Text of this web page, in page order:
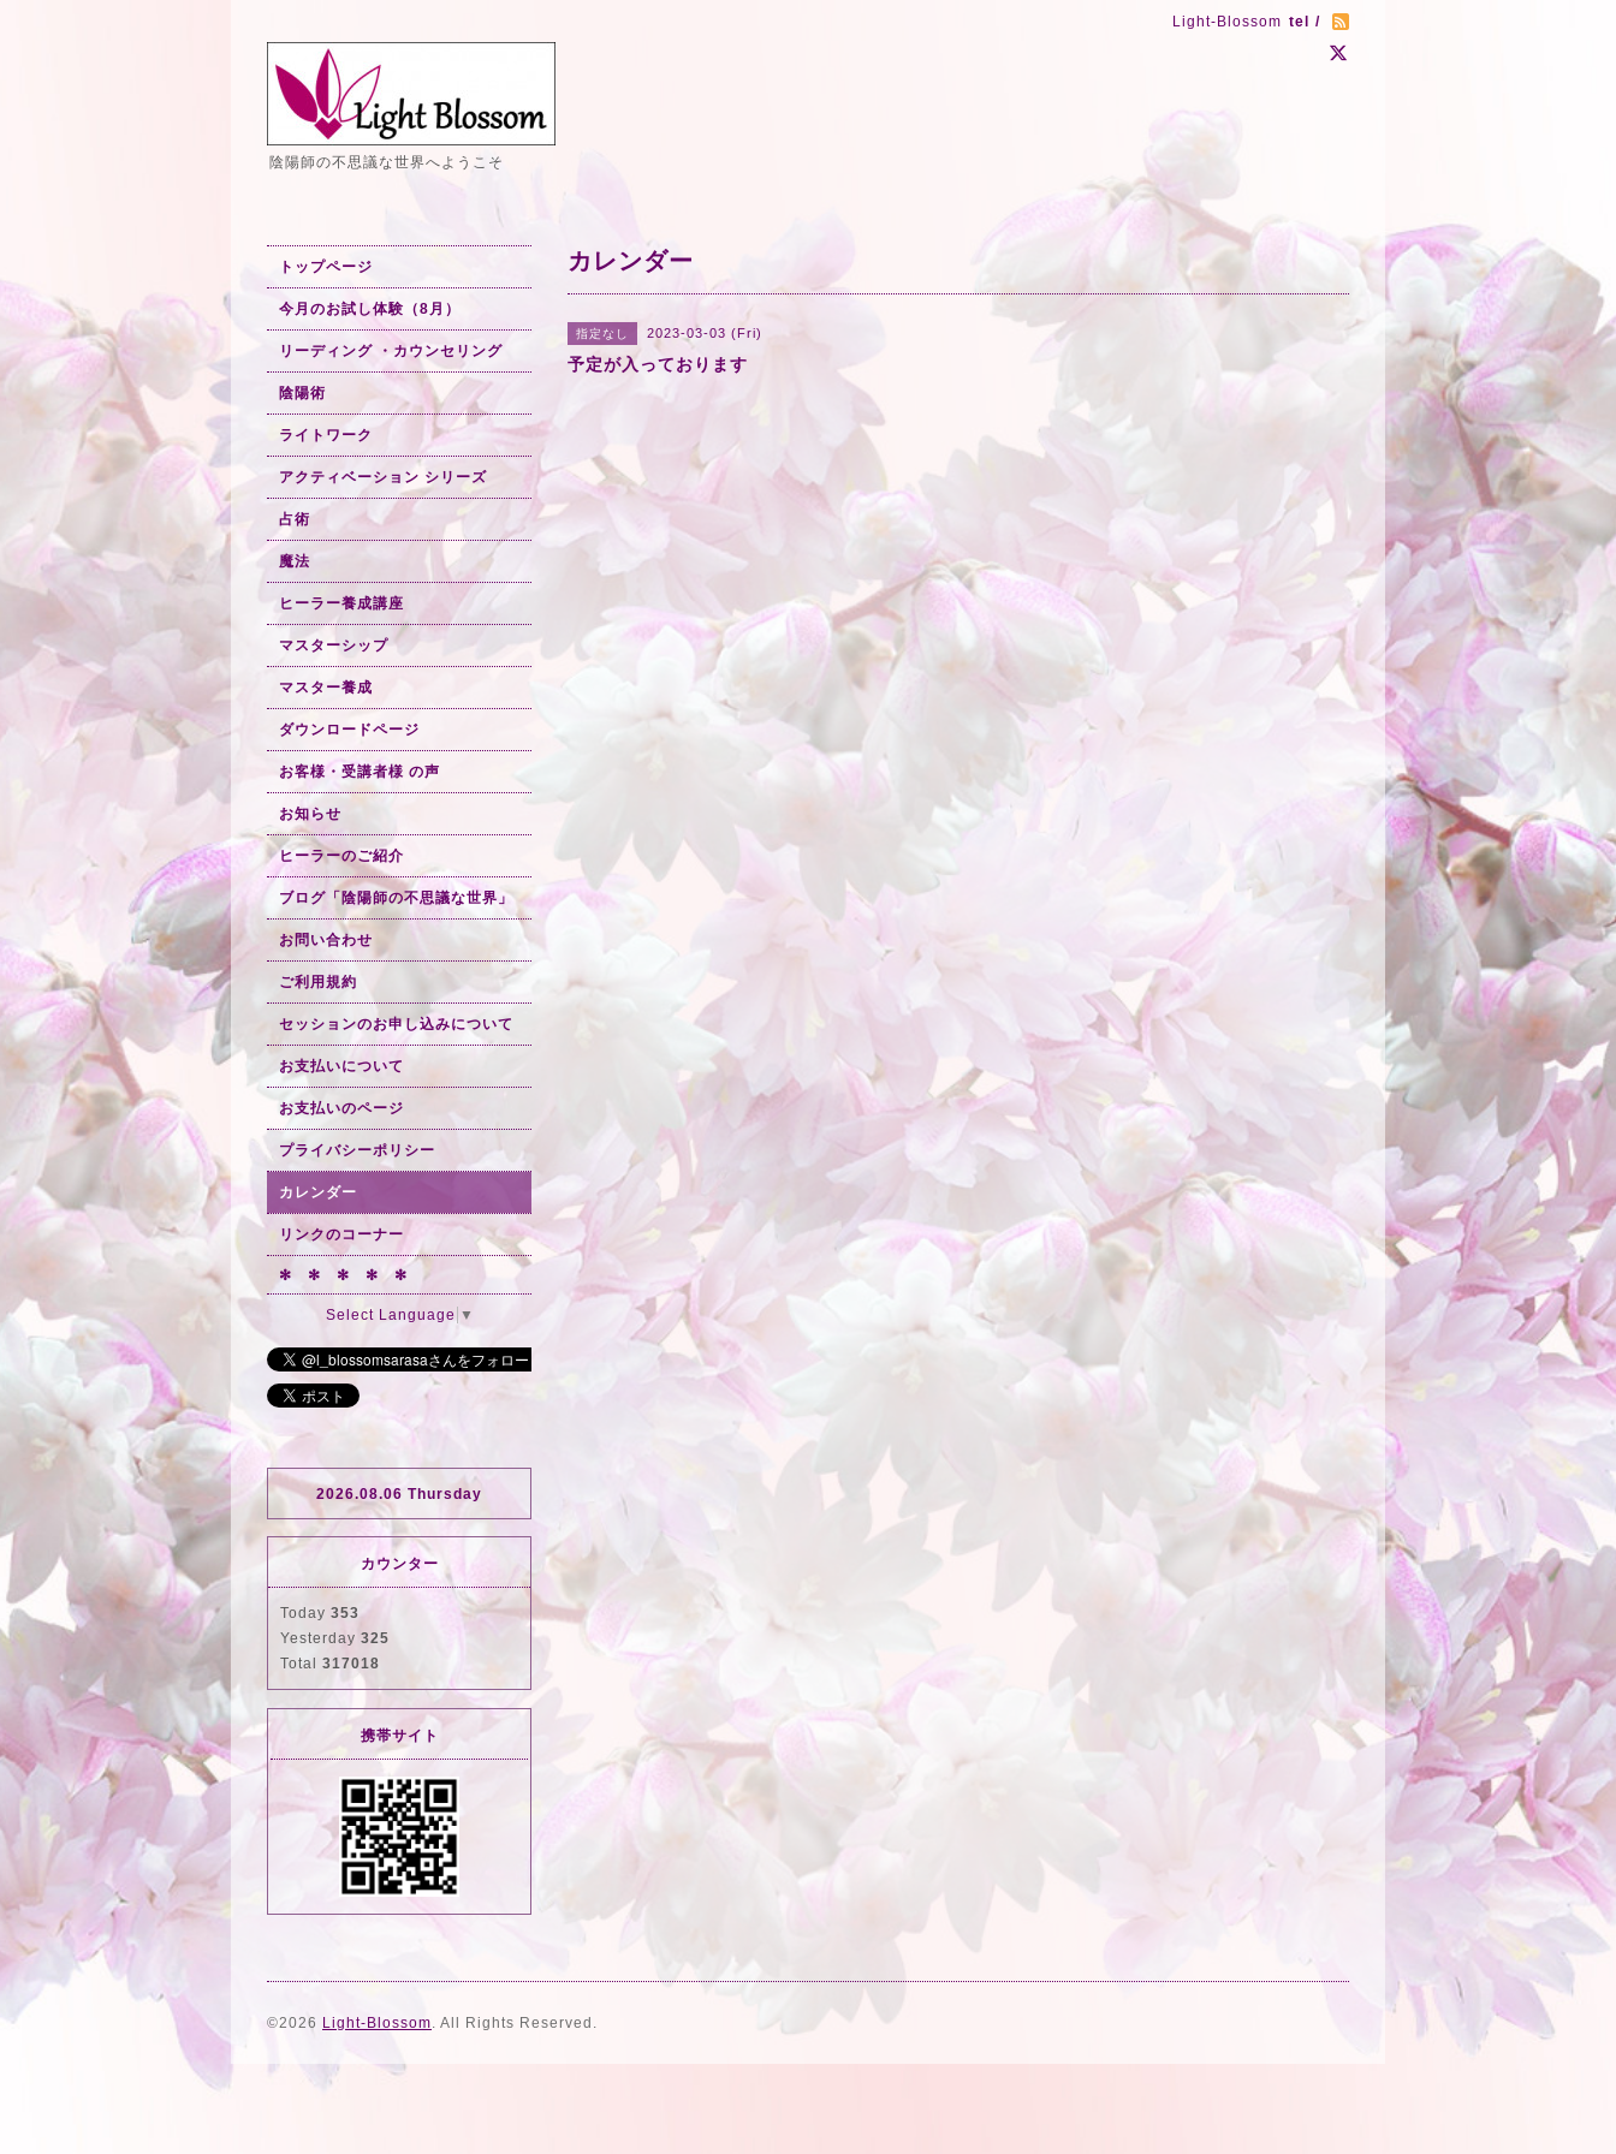
Light-Blossom tel /
陰陽師の不思議な世界へようこそ
カレンダー
指定なし 2023-03-03 (Fri)
予定が入っております
トップページ
今月のお試し体験（8月）
リーディング ・カウンセリング
陰陽術
ライトワーク
アクティベーション シリーズ
占術
魔法
ヒーラー養成講座
マスターシップ
マスター養成
ダウンロードページ
お客様・受講者様 の声
お知らせ
ヒーラーのご紹介
ブログ「陰陽師の不思議な世界」
お問い合わせ
ご利用規約
セッションのお申し込みについて
お支払いについて
お支払いのページ
プライバシーポリシー
カレンダー
リンクのコーナー
✻ ✻ ✻ ✻ ✻
Select Language ▼
2026.08.06 Thursday
カウンター
Today 353
Yesterday 325
Total 317018
携帯サイト
©2026 Light-Blossom. All Rights Reserved.